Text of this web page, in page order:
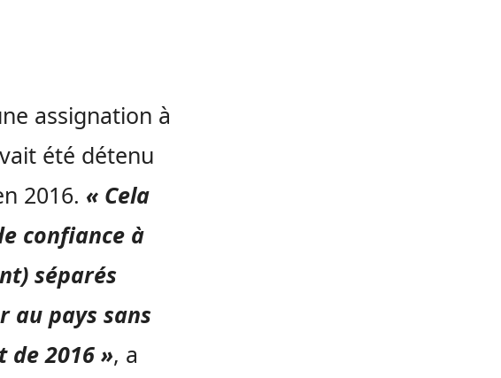
assignation à
été détenu
2016. « Cela
confiance à
séparés
au pays sans
de 2016 », a